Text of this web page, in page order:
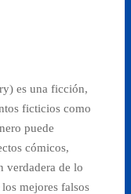
es una ficción,
ficticios como
puede
cómicos,
verdadera de lo
mejores falsos